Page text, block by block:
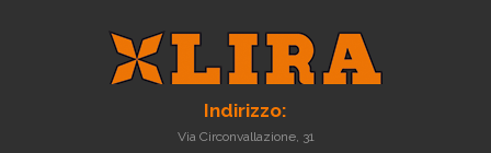
Indirizzo:
Via Circonvallazione, 31